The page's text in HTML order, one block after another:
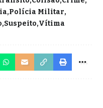
Polícia Militar
Suspeito Vítima